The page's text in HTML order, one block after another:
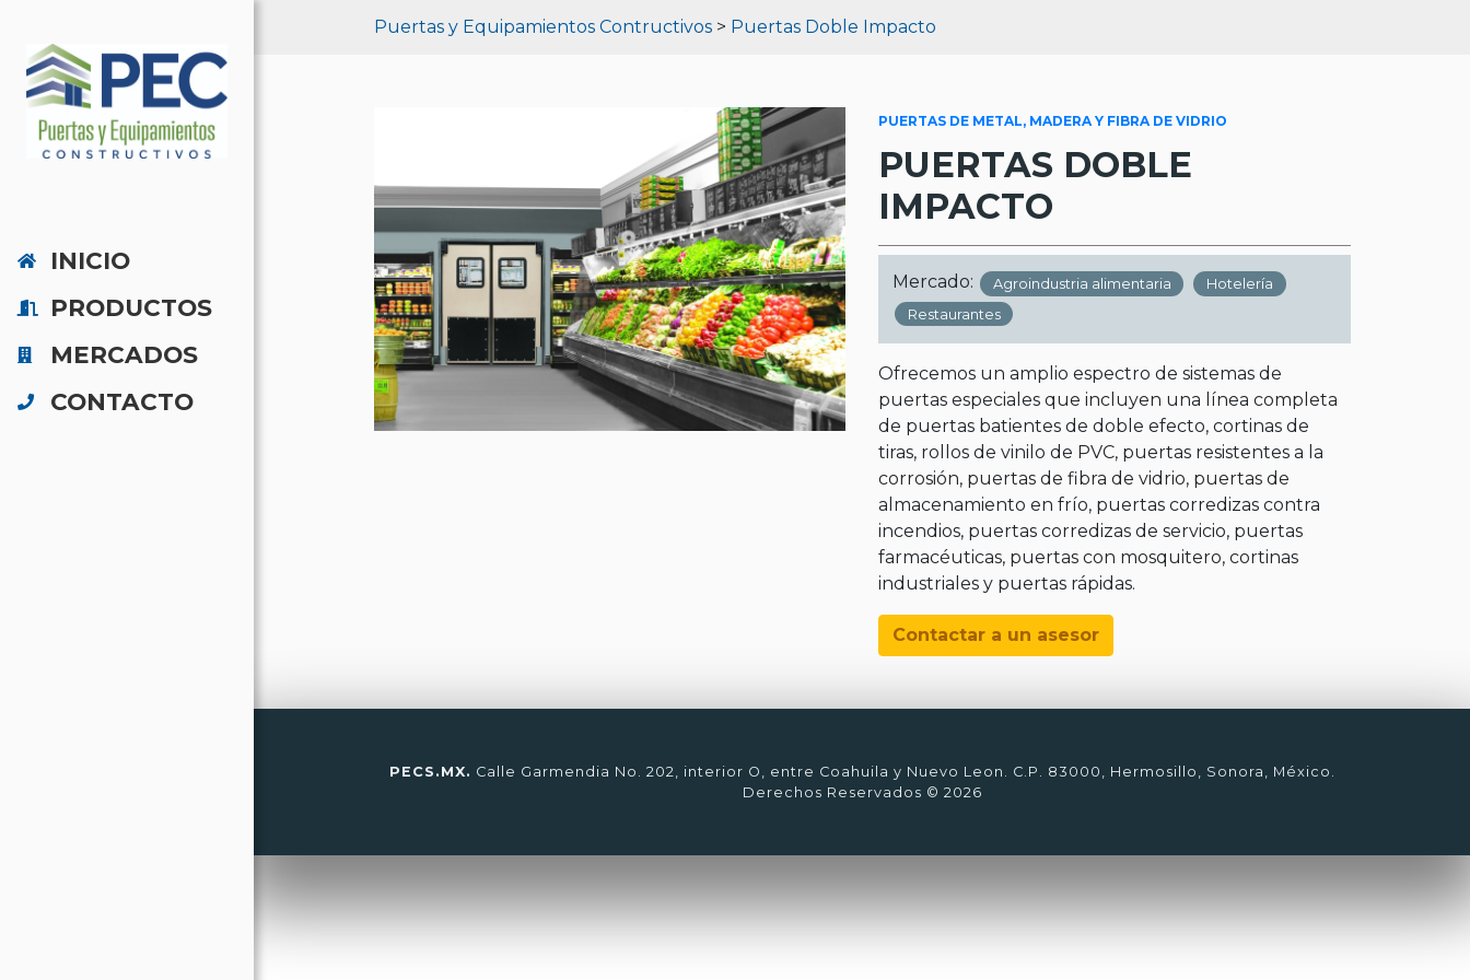
INICIO
PRODUCTOS
MERCADOS
CONTACTO
Puertas y Equipamientos Contructivos> Puertas Doble Impacto
PUERTAS DE METAL, MADERA Y FIBRA DE VIDRIO
PUERTAS DOBLE
IMPACTO
Mercado: Agroindustria alimentaria
Hotelería
Restaurantes
Ofrecemos un amplio espectro de sistemas de
puertas especiales que incluyen una línea completa
de puertas batientes de doble efecto, cortinas de
tiras, rollos de vinilo de PVC, puertas resistentes a la
corrosión, puertas de fibra de vidrio, puertas de
almacenamiento en frío, puertas corredizas contra
incendios, puertas corredizas de servicio, puertas
farmacéuticas, puertas con mosquitero, cortinas
industriales y puertas rápidas.
Contactar a un asesor
PECS.MX. Calle Garmendia No. 202, interior O, entre Coahuila y Nuevo Leon. C.P. 83000, Hermosillo, Sonora, México.
Derechos Reservados © 2026